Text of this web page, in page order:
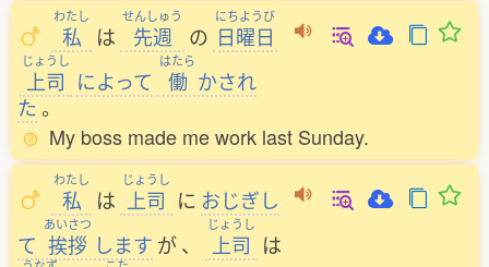
わたし
私 は
せんしゅう
先週 の
にちようび
日曜日
じょうし
上司 によって
はたら
働 かされ
た。
My boss made me work last Sunday.
わたし
私 は
じょうし
上司 に おじぎし
て
あいさつ
挨拶 します が、
じょうし
上司 は